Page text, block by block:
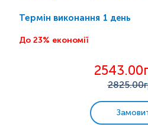
Урогенітальні інфекції
Передопераційні
Обстеження
Вуглеводний обмін
переддіабетного стану та
вміст глюкози або
Термін виконання 1 день
До 23% економії
2825